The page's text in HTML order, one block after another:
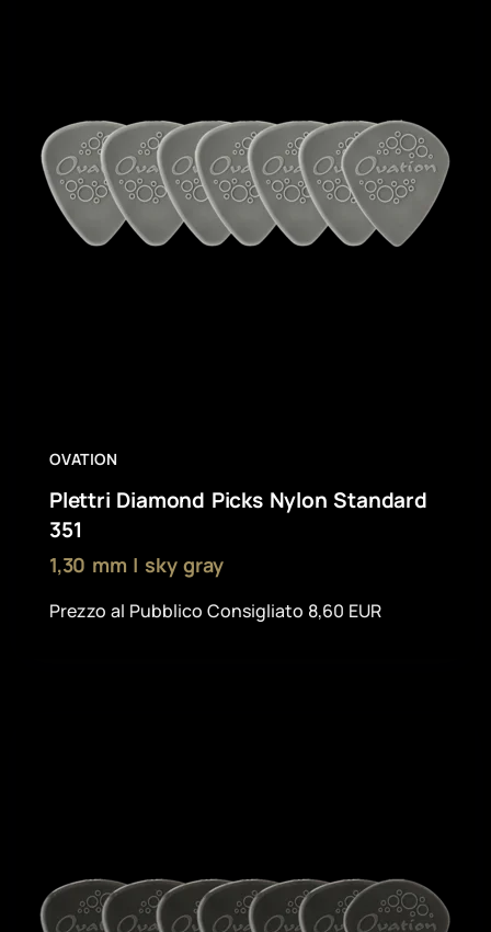
OVATION
Plettri Diamond Picks Nylon Standard
351
1,30 mm | sky gray
Prezzo al Pubblico Consigliato 8,60 EUR